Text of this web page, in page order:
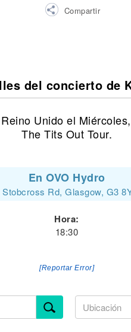
Compartir
del concierto de
Unido el
The Tits Out Tour.
En OVO Hydro
Rd, Glasgow, G3
Hora:
18:30
[Reportar Error]